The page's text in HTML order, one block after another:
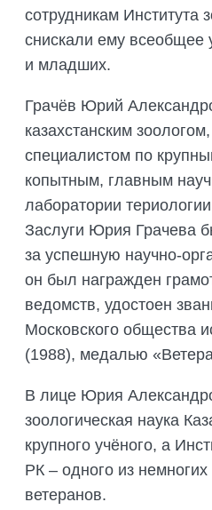
сотрудникам
снискали ему всеобщее
и младших.
Грачёв Юрий
казахстанским
специалистом по
копытным, главным
лаборатории
Заслуги Юрия Грачева
за успешную научно-
он был награжден
ведомств, удостоен
Московского общества
(1988), медалью
В лице Юрия
зоологическая наука
крупного учёного, а
РК – одного из
ветеранов.